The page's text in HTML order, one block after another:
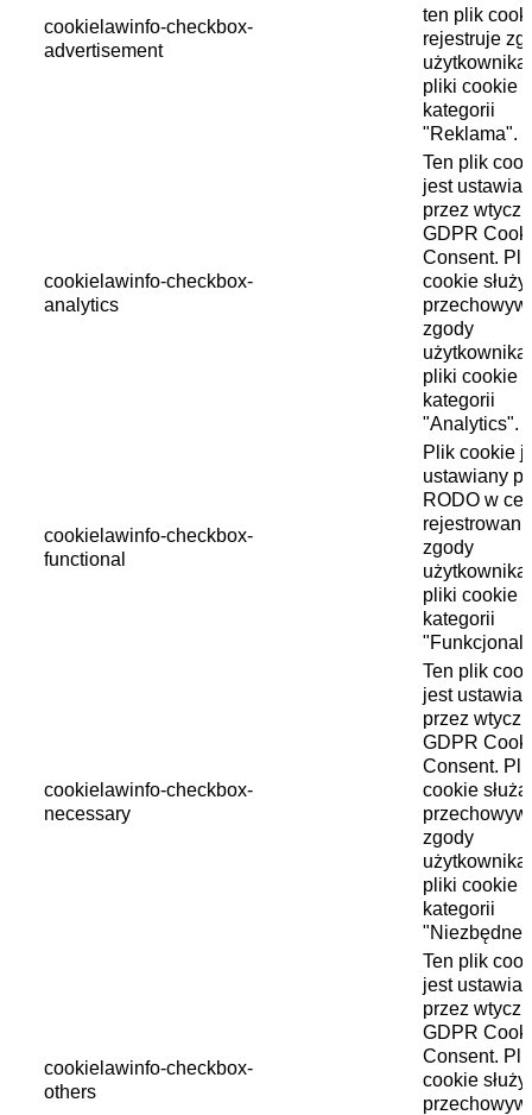
cookielawinfo-checkbox-
advertisement
ten plik
rejestruje
użytkownika
pliki cookie
kategorii
"Reklama".
cookielawinfo-checkbox-
analytics
Ten plik
jest
przez
GDPR
Consent.
cookie służy
zgody
użytkownika
pliki cookie
kategorii
"Analytics".
cookielawinfo-checkbox-
functional
Plik cookie
ustawiany
RODO w
zgody
użytkownika
pliki cookie
kategorii
cookielawinfo-checkbox-
necessary
Ten plik
jest
przez
GDPR
Consent.
cookie
zgody
użytkownika
pliki cookie
kategorii
cookielawinfo-checkbox-
others
Ten plik
jest
przez
GDPR
Consent.
cookie służy